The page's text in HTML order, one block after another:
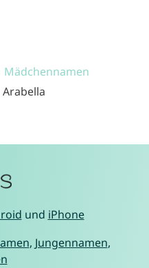
Mädchennamen
Arabella
und iPhone
, Jungennamen,